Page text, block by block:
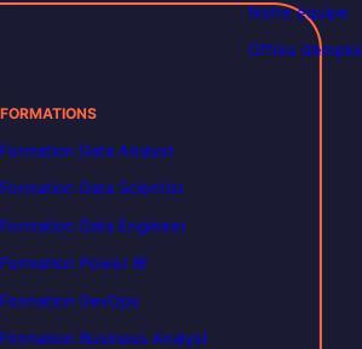
Notre équipe
Offres d’emploi
FORMATIONS
Formation Data Analyst
Formation Data Scientist
Formation Data Engineer
Formation Power BI
Formation DevOps
Formation Business Analyst